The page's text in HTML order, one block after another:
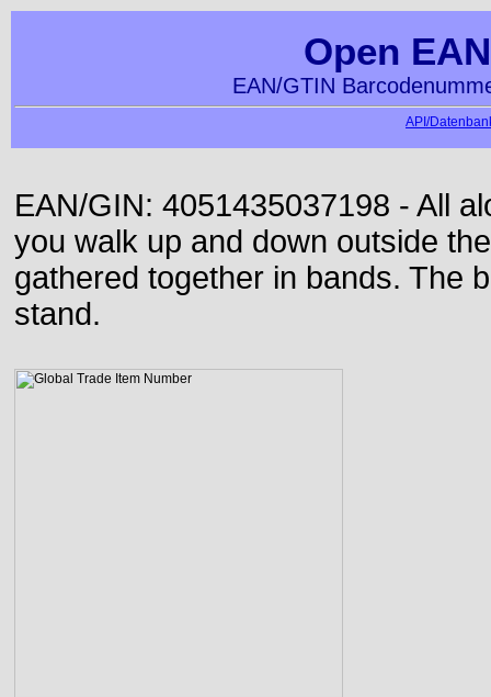
Open
EAN/GTIN
API/
EAN/GIN: 4051435037198 - All
you walk up and down outside
gathered together in bands. The
stand.